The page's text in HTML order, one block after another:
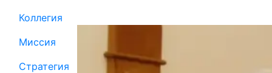
Коллегия
Миссия
Стратегия